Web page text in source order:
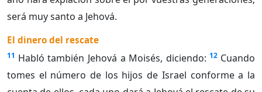
será muy santo a Jehová.
El dinero del rescate
11 Habló también Jehová a Moisés, diciendo: 12 Cuando
tomes el número de los hijos de Israel conforme a la